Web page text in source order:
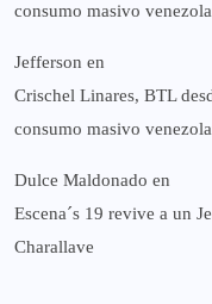
consumo masivo
Jefferson en
Crischel Linares, BTL
consumo masivo
Dulce Maldonado en
Escena´s 19 revive a un
Charallave